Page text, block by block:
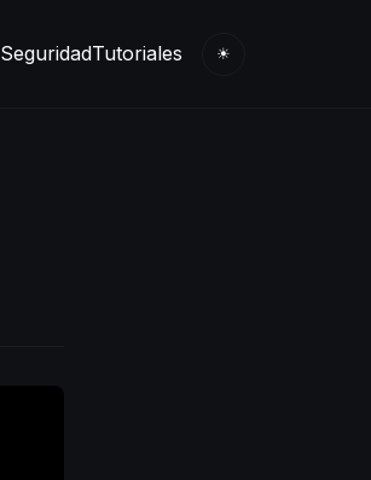
SeguridadTutoriales ☀